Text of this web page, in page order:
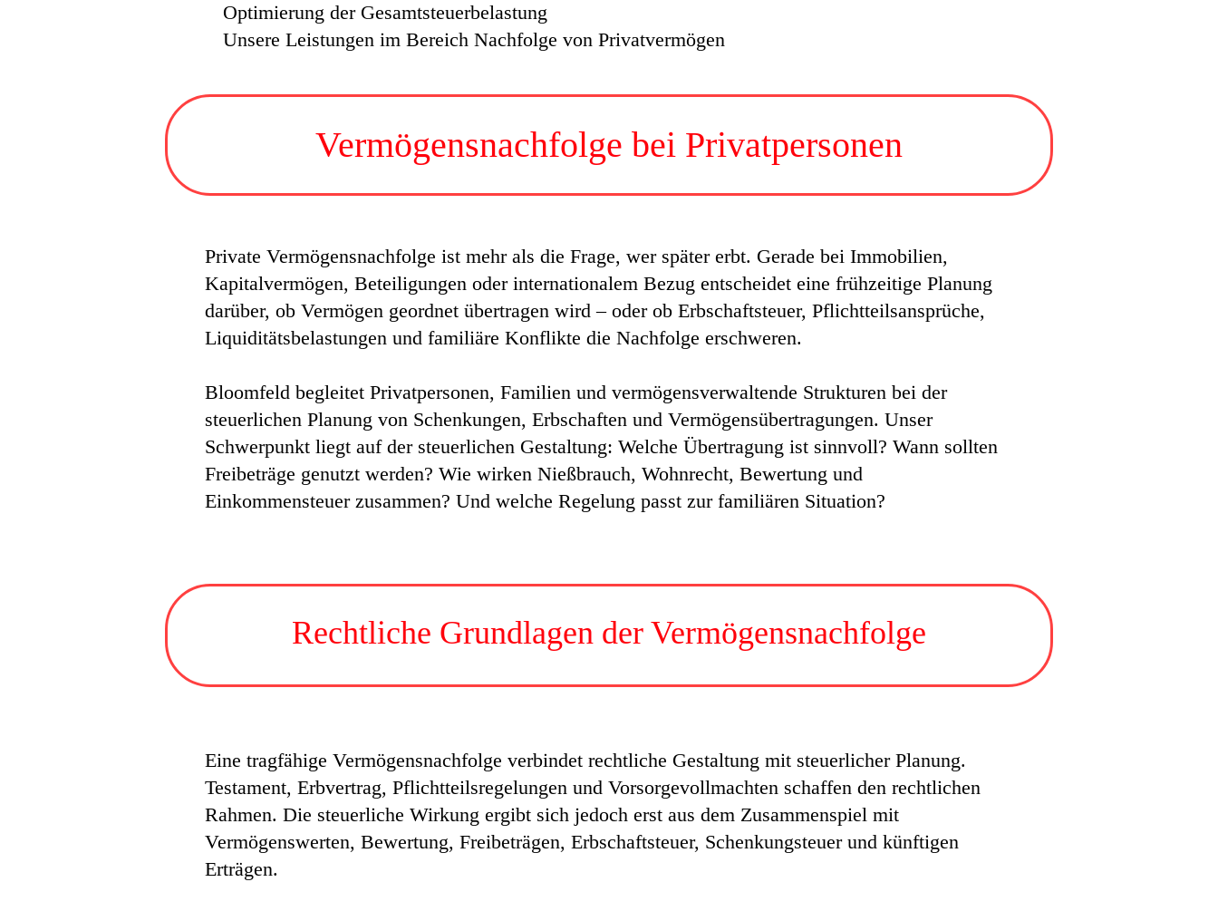
Optimierung der Gesamtsteuerbelastung
Unsere Leistungen im Bereich Nachfolge von Privatvermögen
Vermögensnachfolge bei Privatpersonen
Private Vermögensnachfolge ist mehr als die Frage, wer später erbt. Gerade bei Immobilien,
Kapitalvermögen, Beteiligungen oder internationalem Bezug entscheidet eine frühzeitige Planung
darüber, ob Vermögen geordnet übertragen wird – oder ob Erbschaftsteuer, Pflichtteilsansprüche,
Liquiditätsbelastungen und familiäre Konflikte die Nachfolge erschweren.
Bloomfeld begleitet Privatpersonen, Familien und vermögensverwaltende Strukturen bei der
steuerlichen Planung von Schenkungen, Erbschaften und Vermögensübertragungen. Unser
Schwerpunkt liegt auf der steuerlichen Gestaltung: Welche Übertragung ist sinnvoll? Wann sollten
Freibeträge genutzt werden? Wie wirken Nießbrauch, Wohnrecht, Bewertung und
Einkommensteuer zusammen? Und welche Regelung passt zur familiären Situation?
Rechtliche Grundlagen der Vermögensnachfolge
Eine tragfähige Vermögensnachfolge verbindet rechtliche Gestaltung mit steuerlicher Planung.
Testament, Erbvertrag, Pflichtteilsregelungen und Vorsorgevollmachten schaffen den rechtlichen
Rahmen. Die steuerliche Wirkung ergibt sich jedoch erst aus dem Zusammenspiel mit
Vermögenswerten, Bewertung, Freibeträgen, Erbschaftsteuer, Schenkungsteuer und künftigen
Erträgen.